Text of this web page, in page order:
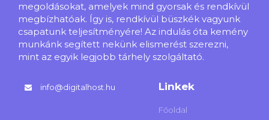
megoldásokat, amelyek mind gyorsak és rendkívül
megbízhatóak. Így is, rendkívül büszkék vagyunk
csapatunk teljesítményére! Az indulás óta kemény
munkánk segített nekünk elismerést szerezni,
mint az egyik legjobb tárhely szolgáltató.
info@digitalhost.hu Linkek
Főoldal